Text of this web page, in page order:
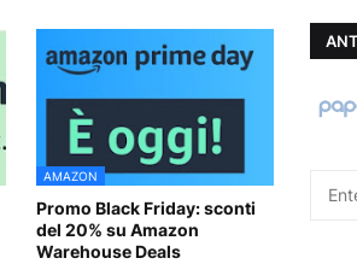
AMAZON
Promo Black Friday: sconti
del 20% su Amazon
Warehouse Deals